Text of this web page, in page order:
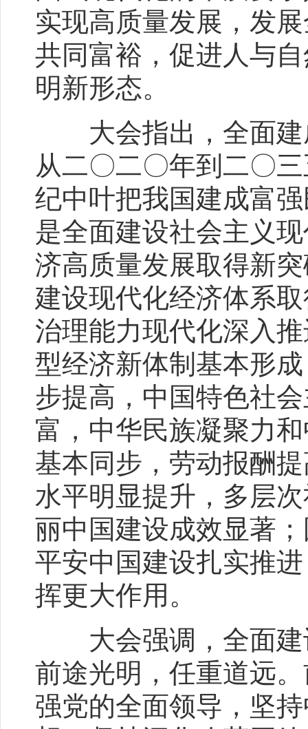
实现高质量发展，发
共同富裕，促进人与
明新形态。
大会指出，全面建
从二〇二〇年到二〇
纪中叶把我国建成富
是全面建设社会主义
济高质量发展取得新
建设现代化经济体系
治理能力现代化深入
型经济新体制基本形
步提高，中国特色社
富，中华民族凝聚力
基本同步，劳动报酬
水平明显提升，多层
丽中国建设成效显著
平安中国建设扎实推
挥更大作用。
大会强调，全面建
前途光明，任重道远
强党的全面领导，坚